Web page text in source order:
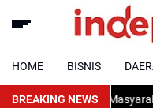
HOME BISNIS
BREAKING NEWS
Hak KPH Masyarakat